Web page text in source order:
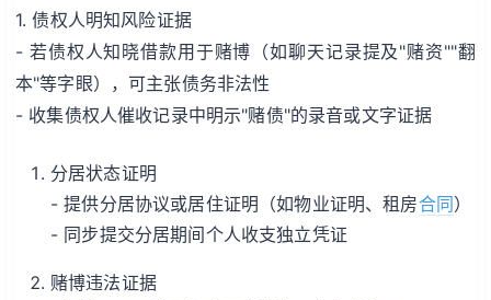
1. 债权人明知风险证据
- 若债权人知晓借款用于赌博（如聊天记录提及"赌资""翻
本"等字眼），可主张债务非法性
- 收集债权人催收记录中明示"赌债"的录音或文字证据
分居状态证明
- 提供分居协议或居住证明（如物业证明、租房合同）
- 同步提交分居期间个人收支独立凭证
赌博违法证据